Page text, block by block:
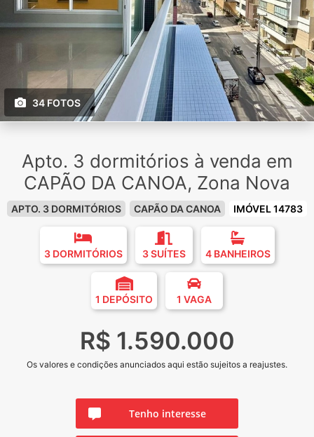
34 FOTOS
Apto. 3 dormitórios à venda em
CAPÃO DA CANOA, Zona Nova
APTO. 3 DORMITÓRIOS CAPÃO DA CANOA IMÓVEL 14783
3 DORMITÓRIOS 3 SUÍTES 4 BANHEIROS
1 DEPÓSITO 1 VAGA
R$ 1.590.000
Os valores e condições anunciados aqui estão sujeitos a reajustes.
Tenho interesse